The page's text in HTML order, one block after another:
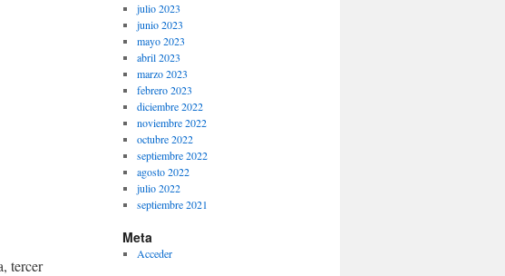
tercer
julio 2023
junio 2023
mayo 2023
abril 2023
marzo 2023
febrero 2023
diciembre 2022
noviembre 2022
octubre 2022
septiembre 2022
agosto 2022
julio 2022
septiembre 2021
Meta
Acceder